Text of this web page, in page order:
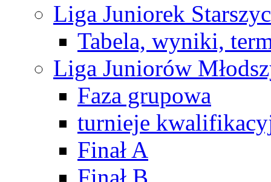
Liga Juniorek
Tabela, wyniki,
Liga Juniorów
Faza grupowa
turnieje
Finał A
Finał B